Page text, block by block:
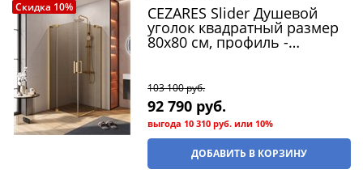
Скидка 10% CEZARES Slider Душевой
уголок квадратный размер
80x80 см, профиль -
Распашная
103 100 руб.
92 790 руб.
выгода 10 310 руб. или 10%
ДОБАВИТЬ В КОРЗИНУ